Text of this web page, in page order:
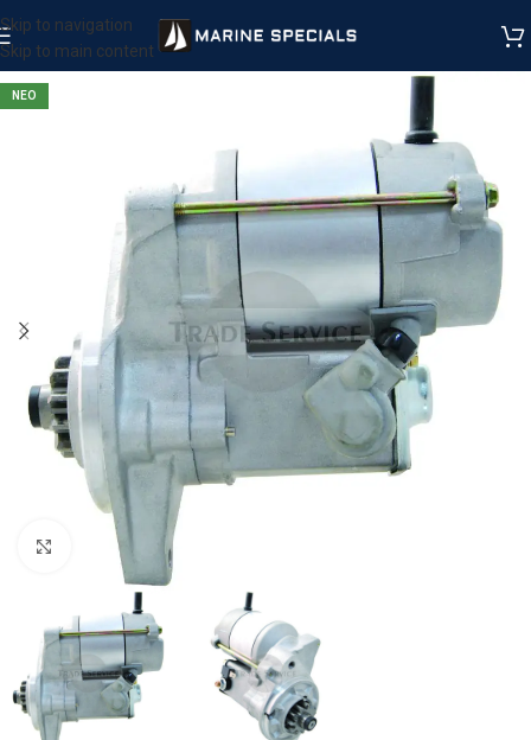
Skip to navigation
Skip to main content
ΝΕΟ
Μεγέθυνση